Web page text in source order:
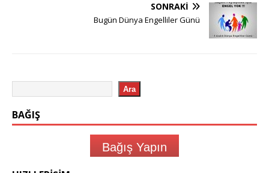
SONRAKI
Bugün Dünya Engelliler Günü
Ara
BAĞIŞ
Bağış Yapın